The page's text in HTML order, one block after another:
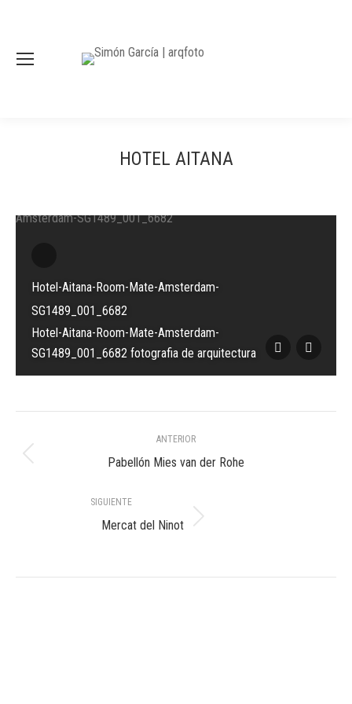
HOTEL AITANA
Hotel-Aitana-Room-Mate-Amsterdam-
SG1489_001_6682
Hotel-Aitana-Room-Mate-Amsterdam-
SG1489_001_6682 fotografia de arquitectura
entre
álbumes
ANTERIOR
Álbum
Pabellón Mies van der Rohe
SIGUIENTE
Álbum
Mercat del Ninot